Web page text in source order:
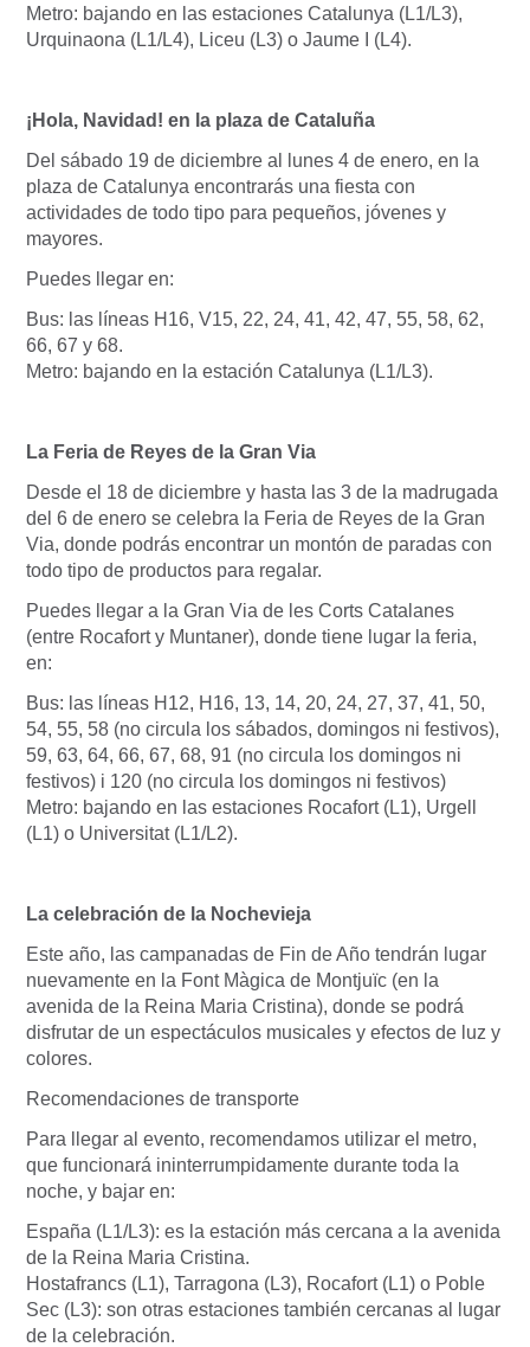
Metro: bajando en las estaciones Catalunya (L1/L3),
Urquinaona (L1/L4), Liceu (L3) o Jaume I (L4).
¡Hola, Navidad! en la plaza de Cataluña
Del sábado 19 de diciembre al lunes 4 de enero, en la
plaza de Catalunya encontrarás una fiesta con
actividades de todo tipo para pequeños, jóvenes y
mayores.
Puedes llegar en:
Bus: las líneas H16, V15, 22, 24, 41, 42, 47, 55, 58, 62,
66, 67 y 68.
Metro: bajando en la estación Catalunya (L1/L3).
La Feria de Reyes de la Gran Via
Desde el 18 de diciembre y hasta las 3 de la madrugada
del 6 de enero se celebra la Feria de Reyes de la Gran
Via, donde podrás encontrar un montón de paradas con
todo tipo de productos para regalar.
Puedes llegar a la Gran Via de les Corts Catalanes
(entre Rocafort y Muntaner), donde tiene lugar la feria,
en:
Bus: las líneas H12, H16, 13, 14, 20, 24, 27, 37, 41, 50,
54, 55, 58 (no circula los sábados, domingos ni festivos),
59, 63, 64, 66, 67, 68, 91 (no circula los domingos ni
festivos) i 120 (no circula los domingos ni festivos)
Metro: bajando en las estaciones Rocafort (L1), Urgell
(L1) o Universitat (L1/L2).
La celebración de la Nochevieja
Este año, las campanadas de Fin de Año tendrán lugar
nuevamente en la Font Màgica de Montjuïc (en la
avenida de la Reina Maria Cristina), donde se podrá
disfrutar de un espectáculos musicales y efectos de luz y
colores.
Recomendaciones de transporte
Para llegar al evento, recomendamos utilizar el metro,
que funcionará ininterrumpidamente durante toda la
noche, y bajar en:
España (L1/L3): es la estación más cercana a la avenida
de la Reina Maria Cristina.
Hostafrancs (L1), Tarragona (L3), Rocafort (L1) o Poble
Sec (L3): son otras estaciones también cercanas al lugar
de la celebración.